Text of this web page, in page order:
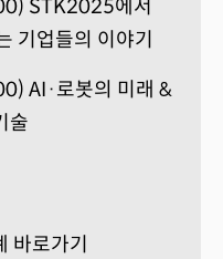
STK2025에서
기업들의 이야기
AI·로봇의 미래 &
술
바로가기